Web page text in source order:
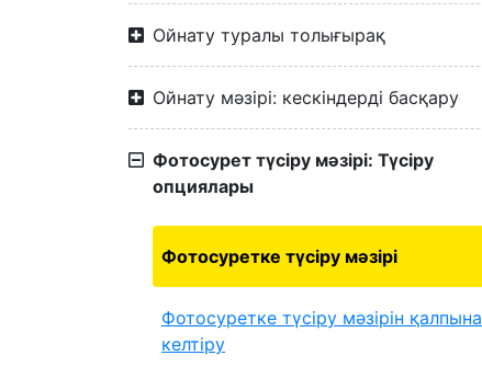
Ойнату туралы толығырақ
Ойнату мәзірі: кескіндерді басқару
Фотосурет түсіру мәзірі: Түсіру
опциялары
Фотосуретке түсіру мәзірі
Фотосуретке түсіру мәзірін қалпына
келтіру